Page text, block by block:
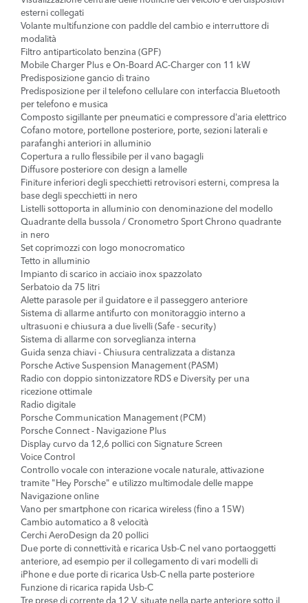
esterni collegati
Volante multifunzione con paddle del cambio e interruttore di
modalità
Filtro antiparticolato benzina (GPF)
Mobile Charger Plus e On-Board AC-Charger con 11 kW
Predisposizione gancio di traino
Predisposizione per il telefono cellulare con interfaccia Bluetooth
per telefono e musica
Composto sigillante per pneumatici e compressore d'aria elettrico
Cofano motore, portellone posteriore, porte, sezioni laterali e
parafanghi anteriori in alluminio
Copertura a rullo flessibile per il vano bagagli
Diffusore posteriore con design a lamelle
Finiture inferiori degli specchietti retrovisori esterni, compresa la
base degli specchietti in nero
Listelli sottoporta in alluminio con denominazione del modello
Quadrante della bussola / Cronometro Sport Chrono quadrante
in nero
Set coprimozzi con logo monocromatico
Tetto in alluminio
Impianto di scarico in acciaio inox spazzolato
Serbatoio da 75 litri
Alette parasole per il guidatore e il passeggero anteriore
Sistema di allarme antifurto con monitoraggio interno a
ultrasuoni e chiusura a due livelli (Safe - security)
Sistema di allarme con sorveglianza interna
Guida senza chiavi - Chiusura centralizzata a distanza
Porsche Active Suspension Management (PASM)
Radio con doppio sintonizzatore RDS e Diversity per una
ricezione ottimale
Radio digitale
Porsche Communication Management (PCM)
Porsche Connect - Navigazione Plus
Display curvo da 12,6 pollici con Signature Screen
Voice Control
Controllo vocale con interazione vocale naturale, attivazione
tramite "Hey Porsche" e utilizzo multimodale delle mappe
Navigazione online
Vano per smartphone con ricarica wireless (fino a 15W)
Cambio automatico a 8 velocità
Cerchi AeroDesign da 20 pollici
Due porte di connettività e ricarica Usb-C nel vano portaoggetti
anteriore, ad esempio per il collegamento di vari modelli di
iPhone e due porte di ricarica Usb-C nella parte posteriore
Funzione di ricarica rapida Usb-C
Tre prese di corrente da 12 V, situate nella parte anteriore sotto il